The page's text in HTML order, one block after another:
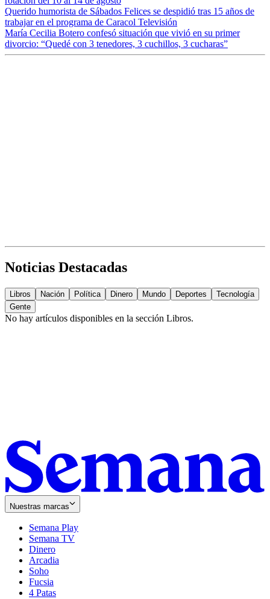
Querido humorista de Sábados Felices se despidió tras 15 años de
trabajar en el programa de Caracol Televisión
María Cecilia Botero confesó situación que vivió en su primer
divorcio: “Quedé con 3 tenedores, 3 cuchillos, 3 cucharas”
Noticias Destacadas
Libros Nación Política Dinero Mundo Deportes
Tecnología
Gente
No hay artículos disponibles en la sección Libros.
Nuestras marcas
Semana Play
Semana TV
Dinero
Arcadia
Soho
in
new
Fucsia
in
4 Patas